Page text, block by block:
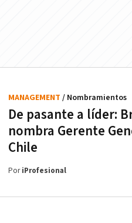
De pasante a líder:
nombra Gerente
Chile
MANAGEMENT / Nombramientos
PoriProfesional